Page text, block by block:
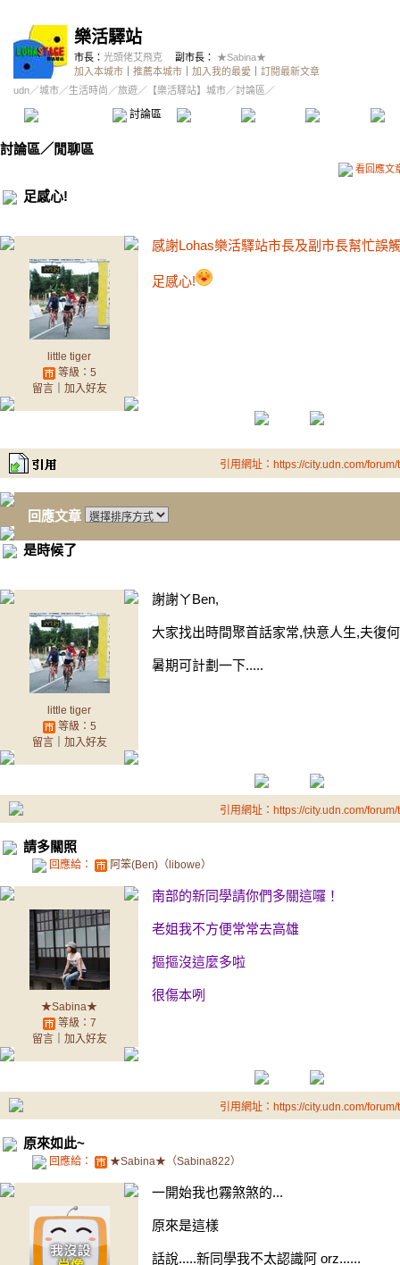
樂活驛站
市長： 光頭佬艾飛克 副市長：
★Sabina★
加入本城市
推薦本城市 加入我的最愛
訂閱最新文章
udn／城市／生活時尚 ／旅遊／ 【樂活驛站】城市／討論區／
討論區 精華區 投票區 影像館
討論區／ 閒聊區
看回應文
足感心!
little tiger
等級：5
留言｜ 加入好友
感謝Lohas樂活驛站市長及副市長幫忙誤
足感心!
引用網址：https://city.udn.com/
回應文章
是時候了
little tiger
等級：5
留言｜ 加入好友
謝謝ㄚBen,
大家找出時間聚首話家常,快意人生,夫復
暑期可計劃一下.....
引用網址：https://city.udn.com/
請多關照
回應給： 阿笨(Ben)（libowe）
★Sabina★
等級：7
留言｜ 加入好友
南部的新同學請你們多關這囉！
老姐我不方便常常去高雄
摳摳沒這麼多啦
很傷本咧
引用網址：https://city.udn.com/
原來如此~
回應給： ★Sabina★（Sabina822）
一開始我也霧煞煞的...
原來是這樣
話說.....新同學我不太認識阿 orz......